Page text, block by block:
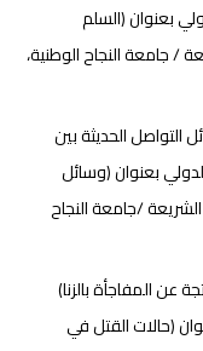
بعنوان (السلم
/ جامعة النجاح الوطنية،
الحديثة بين
بعنوان (وسائل
/جامعة النجاح
عن المفاجأة بالزنا)
(حالات القتل في